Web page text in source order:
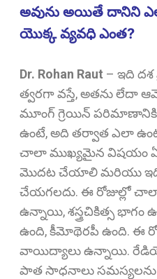
అవును అయితే దానిని
యొక్క వ్యవధి ఎంత?
Dr. Rohan Raut – ఇది దశ
త్వరగా వస్తే, అతను లేదా
మూంగ్ గ్రెయిన్
ఉంటే, అది తర్వాత ఎలా
చాలా ముఖ్యమైన విషయం
మొదట చేయాలి మరియు ఇది
చేయగలదు. ఈ రోజుల్లో
ఉన్నాయి, శస్త్రచికిత్స
ఉంది, కీమోథెరపీ ఉంది. ఈ
వాయిద్యాలు ఉన్నాయి.
పాత సాధనాలు